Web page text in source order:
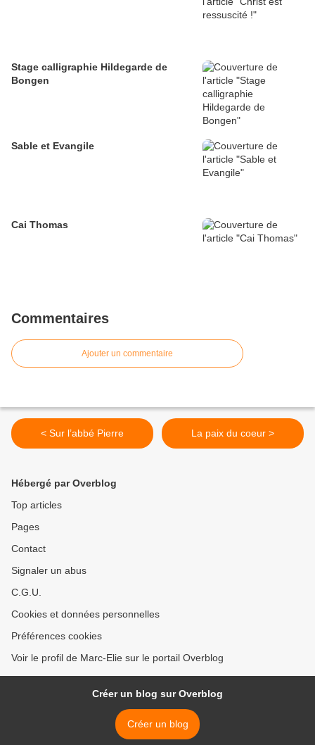
Stage calligraphie Hildegarde de
Bongen
Sable et Evangile
Cai Thomas
Commentaires
Ajouter un commentaire
< Sur l’abbé Pierre La paix du coeur >
Hébergé par Overblog
Top articles
Pages
Contact
Signaler un abus
C.G.U.
Cookies et données personnelles
Préférences cookies
Voir le profil de Marc-Elie sur le portail Overblog
Créer un blog sur Overblog
Créer un blog